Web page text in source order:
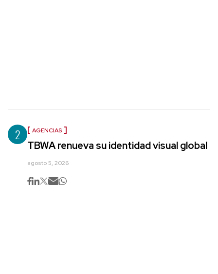
2 AGENCIAS
TBWA renueva su identidad visual global
agosto 5, 2026